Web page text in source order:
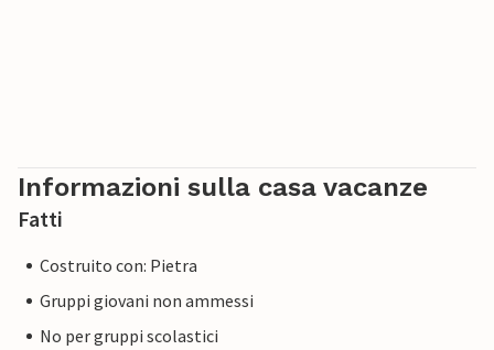
Informazioni sulla casa vacanze
Fatti
Costruito con: Pietra
Gruppi giovani non ammessi
No per gruppi scolastici